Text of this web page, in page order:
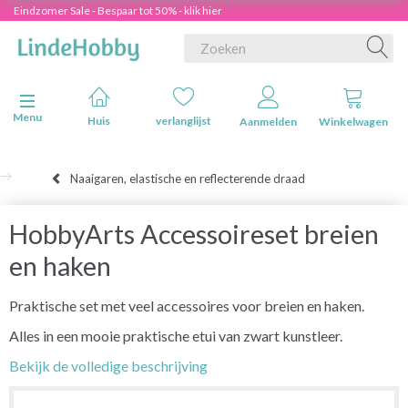
Eindzomer Sale - Bespaar tot 50% - klik hier
Navigatie in-/uitschakelen
Menu
Huis verlanglijst Aanmelden Winkelwagen
Naaigaren, elastische en reflecterende draad
HobbyArts Accessoireset breien
en haken
Praktische set met veel accessoires voor breien en haken.
Alles in een mooie praktische etui van zwart kunstleer.
Bekijk de volledige beschrijving